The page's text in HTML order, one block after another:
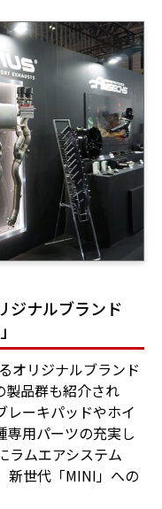
ジナルブランド
オリジナルブランド
製品群も紹介され
レーキパッドやホイ
専用パーツの充実し
ラムエアシステム
新世代「MINI」への